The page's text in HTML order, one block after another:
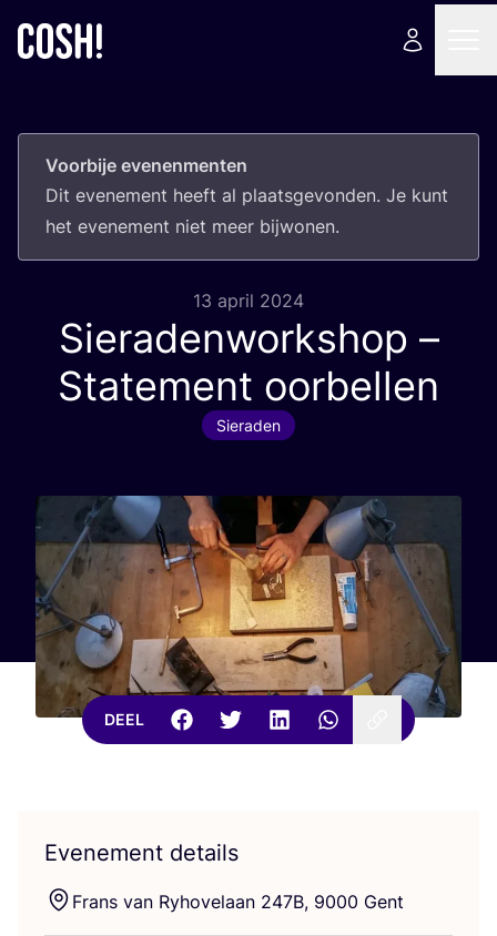
Voorbije evenenmenten
Dit eve­ne­ment heeft al plaats­ge­von­den. Je kunt
het eve­ne­ment niet meer bijwonen.
13 april 2024
Sieradenworkshop –
Statement oorbellen
Sieraden
DEEL
Evenement details
Frans van Ryho­vel­aan 247B, 9000 Gent